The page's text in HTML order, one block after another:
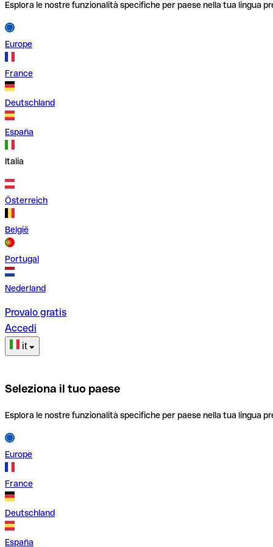
Esplora le nostre funzionalità specifiche per paese nella tua lingua
Europe
France
Deutschland
España
Italia
Österreich
België
Portugal
Nederland
Provalo gratis
Accedi
it
Seleziona il tuo paese
Esplora le nostre funzionalità specifiche per paese nella tua lingua
Europe
France
Deutschland
España